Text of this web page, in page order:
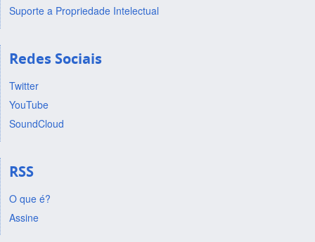
Suporte a Propriedade Intelectual
Redes Sociais
Twitter
YouTube
SoundCloud
RSS
O que é?
Assine